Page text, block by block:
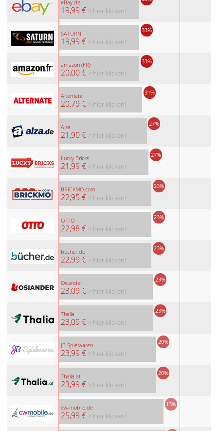
eBay.de
19,99 € > hier klicken!
SATURN
19,99 €
33%
> hier klicken!
amazon (FR)
20,00 €
33%
> hier klicken!
Alternate
20,79 €
31%
> hier klicken!
Alza
21,90 €
27%
> hier klicken!
Lucky Bricks
21,99 €
27%
> hier klicken!
BRICKMO.com
22,95 €
23%
> hier klicken!
OTTO
22,98 €
23%
> hier klicken!
bücher.de
22,99 €
23%
> hier klicken!
Osiander
23,09 €
23%
> hier klicken!
Thalia
23,09 €
23%
> hier klicken!
JB Spielwaren
23,99 €
20%
> hier klicken!
Thalia.at
23,99 €
20%
> hier klicken!
cw-mobile.de
25,99 €
13%
> hier klicken!